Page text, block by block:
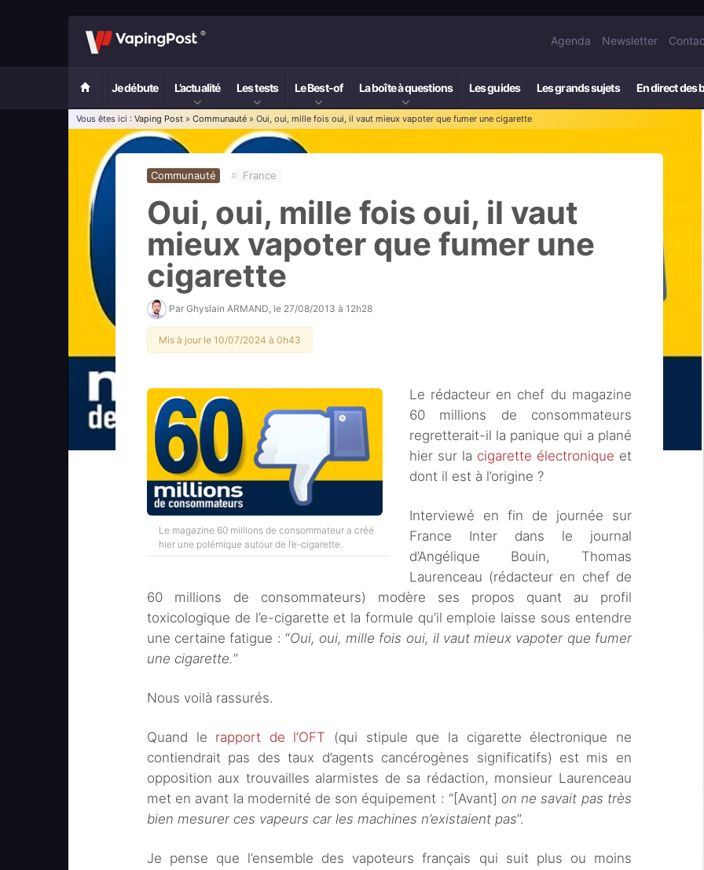
Agenda Newsletter
Je débute L’actualité Les tests Le Best-of La boîte à questions Les guides Les grands sujets En direct des
Vous êtes ici : Vaping Post » Communauté » Oui, oui, mille fois oui, il vaut mieux vapoter que fumer une cigarette
Communauté # France
Oui, oui, mille fois oui, il vaut
mieux vapoter que fumer une
cigarette
Par Ghyslain ARMAND , le 27/08/2013 à 12h28
Mis à jour le 10/07/2024 à 0h43
Le magazine 60 millions de consommateur a créé
hier une polémique autour de l’e-cigarette.
Le rédacteur en chef du magazine
60 millions de consommateurs
regretterait-il la panique qui a plané
hier sur la cigarette électronique et
dont il est à l’origine ?
Interviewé en fin de journée sur
France Inter dans le journal
d’Angélique Bouin, Thomas
Laurenceau (rédacteur en chef de
60 millions de consommateurs) modère ses propos quant au profil
toxicologique de l’e-cigarette et la formule qu’il emploie laisse sous entendre
une certaine fatigue : “Oui, oui, mille fois oui, il vaut mieux vapoter que fumer
une cigarette.”
Nous voilà rassurés.
Quand le rapport de l’OFT (qui stipule que la cigarette électronique ne
contiendrait pas des taux d’agents cancérogènes significatifs) est mis en
opposition aux trouvailles alarmistes de sa rédaction, monsieur Laurenceau
met en avant la modernité de son équipement : “[Avant] on ne savait pas très
bien mesurer ces vapeurs car les machines n’existaient pas“.
Je pense que l’ensemble des vapoteurs français qui suit plus ou moins